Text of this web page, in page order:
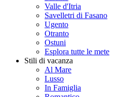
Valle d'Itria
Savelletri di Fasano
Ugento
Otranto
Ostuni
Esplora tutte le mete
Stili di vacanza
Al Mare
Lusso
In Famiglia